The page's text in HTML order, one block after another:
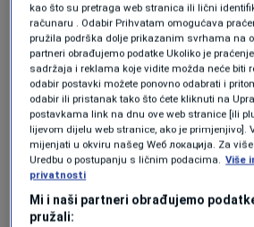
Prema iranskim državnim
Teheranauključuje zahtjev
ratnu štetu i naglašava
nad Hormuškim moreuzom.
predsjednik Masoud
referisao na prijedlog
"Nikada nećemo sagnuti
neprijateljem, a ako se pojavi
kao što su pretraga web stranica ili lični
računaru . Odabir Prihvatam omogućava
pružila podrška dolje prikazanim svrhama na
partneri obrađujemo podatke Ukoliko je
sadržaja i reklama koje vidite možda neće biti
odabir postavki možete ponovno odabrati i
odabir ili pristanak tako što ćete kliknuti na
postavkama link na dnu ove web stranice [ili
lijevom dijelu web stranice, ako je primjenjivo].
mijenjati u okviru našeg Wеб локација. Za
Uredbu o postupanju s ličnim podacima. Više
privatnosti
Mi i naši partneri obrađujemo
pružali: